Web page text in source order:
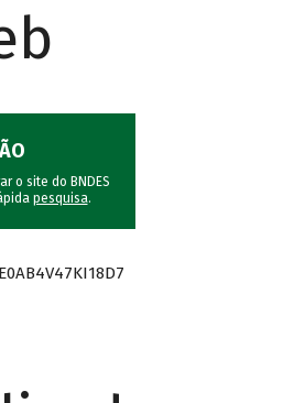
o site do BNDES
pesquisa.